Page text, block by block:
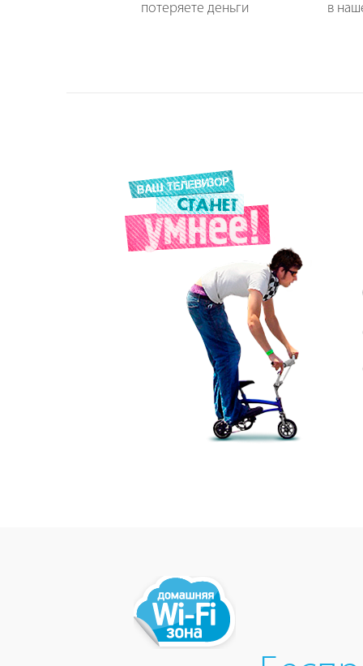
потеряете деньги
в